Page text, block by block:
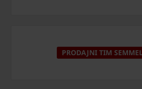
PRODAJNI TIM